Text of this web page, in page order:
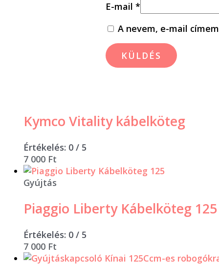
E-mail *
A nevem, e-mail
Kymco Vitality kábelköteg
Értékelés: 0 / 5
7 000 Ft
Gyújtás
Piaggio Liberty Kábelköteg 125
Értékelés: 0 / 5
7 000 Ft